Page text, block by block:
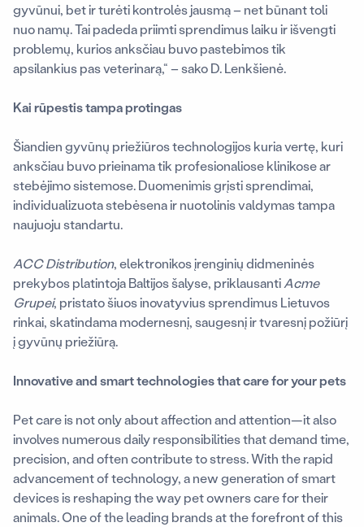
gyvūnui, bet ir turėti kontrolės jausmą – net būnant toli
nuo namų. Tai padeda priimti sprendimus laiku ir išvengti
problemų, kurios anksčiau buvo pastebimos tik
apsilankius pas veterinarą,“ – sako D. Lenkšienė.
Kai rūpestis tampa protingas
Šiandien gyvūnų priežiūros technologijos kuria vertę, kuri
anksčiau buvo prieinama tik profesionaliose klinikose ar
stebėjimo sistemose. Duomenimis grįsti sprendimai,
individualizuota stebėsena ir nuotolinis valdymas tampa
naujuoju standartu.
ACC Distribution, elektronikos įrenginių didmeninės
prekybos platintoja Baltijos šalyse, priklausantiAcme
Grupei, pristato šiuos inovatyvius sprendimus Lietuvos
rinkai, skatindama modernesnį, saugesnį ir tvaresnį požiūrį
į gyvūnų priežiūrą.
Innovative andsmart technologies that care for your pets
Pet care is not only about affection and attention—it also
involves numerous daily responsibilities that demand time,
precision, and often contribute to stress. With the rapid
advancement of technology, a new generation of smart
devices is reshaping the way pet owners care for their
animals. One of the leading brands at the forefront of this